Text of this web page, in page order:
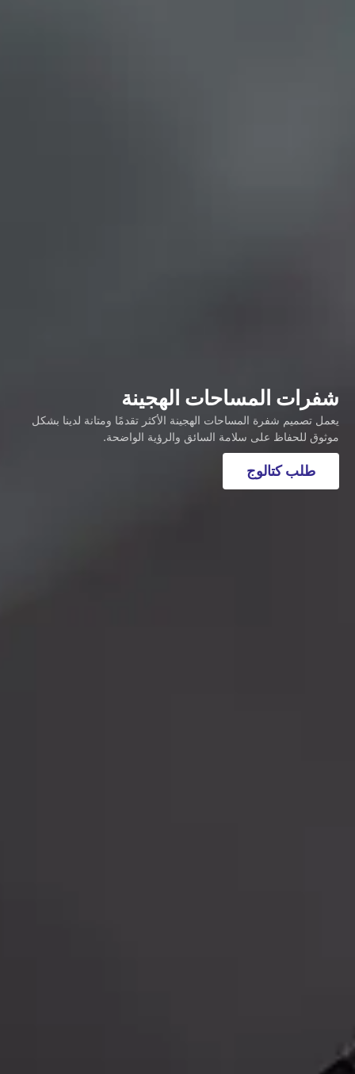
شفرات المساحات الهجينة
يعمل تصميم شفرة المساحات الهجينة الأكثر تقدمًا ومتانة لدينا بشكل
موثوق للحفاظ على سلامة السائق والرؤية الواضحة.
طلب كتالوج